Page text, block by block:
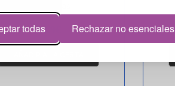
todas Rechazar no esenciales
14.9€